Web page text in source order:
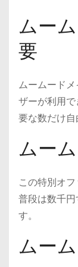
ムー
要
ムームード
ザーが利用
要な数だけ
ムー
この特別オ
普段は数千
す。
ムー